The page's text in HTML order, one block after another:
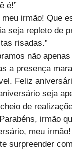
é!”
meu irmão! Que
seja repleto de
risadas.”
não
a presença
Feliz
seja
de
irmão
meu
surpreender